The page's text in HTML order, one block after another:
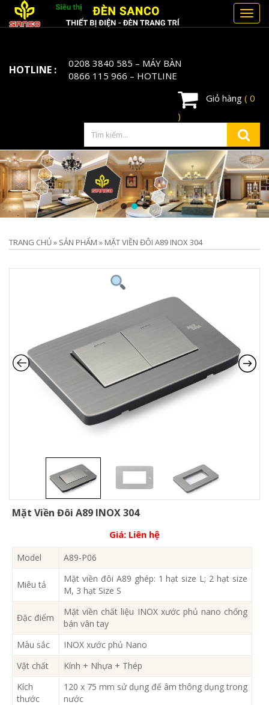
HOTLINE : 0208 3840 585 – MÁY BÀN
0866 115 966 – HOTLINE
Giỏ hàng ( 0
)
TRANG CHỦ» SẢN PHẨM » MẶT VIỀN ĐÔI A89 INOX 304
Mặt Viền Đôi A89 INOX 304
Giá: Liên hệ
Model A89-P06
Miêu tả
Mặt viền đôi A89 ghép: 1 hạt size L; 2 hạt size
M, 3 hạt Size S
Đặc điểm
Mặt viền chất liệu INOX xước phủ nano chống
bán vân tay
Màu sắc
INOX xước phủ Nano
Vật chất
Kính + Nhựa + Thép
Kích
thước
120 x 75 mm sử dụng đế âm thông dụng trong
nước